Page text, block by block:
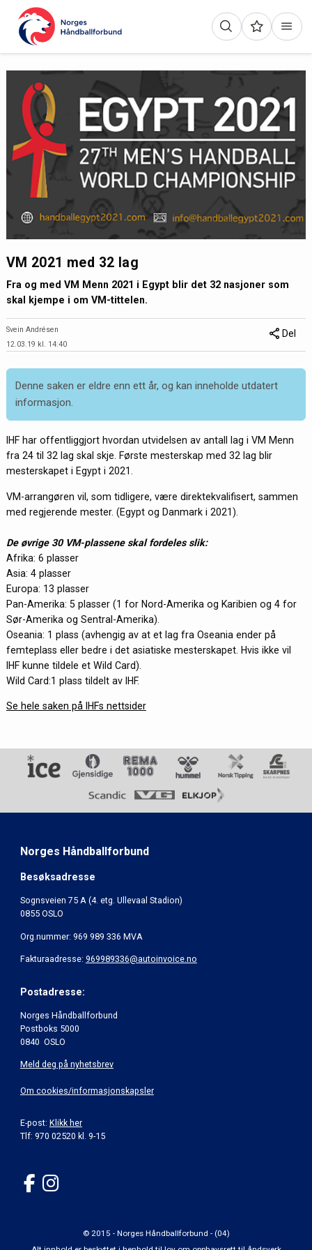
VM 2021 med 32 lag
Fra og med VM Menn 2021 i Egypt blir det 32 nasjoner som
skal kjempe i om VM-tittelen.
Svein Andrésen
12.03.19 kl. 14:40
Del
Denne saken er eldre enn ett år, og kan inneholde utdatert
informasjon.
IHF har offentliggjort hvordan utvidelsen av antall lag i VM Menn
fra 24 til 32 lag skal skje. Første mesterskap med 32 lag blir
mesterskapet i Egypt i 2021.
VM-arrangøren vil, som tidligere, være direktekvalifisert, sammen
med regjerende mester. (Egypt og Danmark i 2021).
De øvrige 30 VM-plassene skal fordeles slik:
Afrika: 6 plasser
Asia: 4 plasser
Europa: 13 plasser
Pan-Amerika: 5 plasser (1 for Nord-Amerika og Karibien og 4 for
Sør-Amerika og Sentral-Amerika).
Oseania: 1 plass (avhengig av at et lag fra Oseania ender på
femteplass eller bedre i det asiatiske mesterskapet. Hvis ikke vil
IHF kunne tildele et Wild Card).
Wild Card:1 plass tildelt av IHF.
Se hele saken på IHFs nettsider
Norges Håndballforbund
Besøksadresse
Sognsveien 75 A (4. etg. Ullevaal Stadion)
0855 OSLO
Org.nummer: 969 989 336 MVA
Fakturaadresse: 969989336@autoinvoice.no
Postadresse:
Norges Håndballforbund
Postboks 5000
0840 OSLO
Meld deg på nyhetsbrev
Om cookies/informasjonskapsler
E-post: Klikk her
Tlf: 970 02520 kl. 9-15
© 2015 - Norges Håndballforbund - (04)